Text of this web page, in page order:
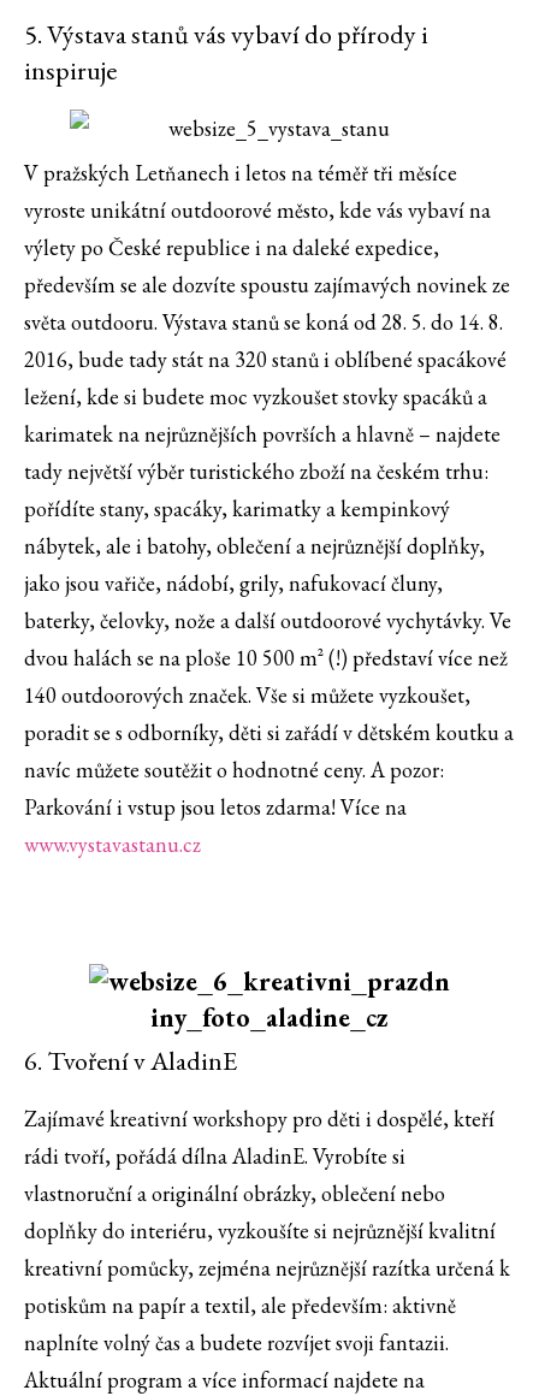
5. Výstava stanů vás vybaví do přírody i
inspiruje
V pražských Letňanech i letos na téměř tři měsíce
vyroste unikátní outdoorové město, kde vás vybaví na
výlety po České republice i na daleké expedice,
především se ale dozvíte spoustu zajímavých novinek ze
světa outdooru. Výstava stanů se koná od 28. 5. do 14. 8.
2016, bude tady stát na 320 stanů i oblíbené spacákové
ležení, kde si budete moc vyzkoušet stovky spacáků a
karimatek na nejrůznějších površích a hlavně – najdete
tady největší výběr turistického zboží na českém trhu:
pořídíte stany, spacáky, karimatky a kempinkový
nábytek, ale i batohy, oblečení a nejrůznější doplňky,
jako jsou vařiče, nádobí, grily, nafukovací čluny,
baterky, čelovky, nože a další outdoorové vychytávky. Ve
dvou halách se na ploše 10 500 m² (!) představí více než
140 outdoorových značek. Vše si můžete vyzkoušet,
poradit se s odborníky, děti si zařádí v dětském koutku a
navíc můžete soutěžit o hodnotné ceny. A pozor:
Parkování i vstup jsou letos zdarma! Více na
www.vystavastanu.cz
6. Tvoření v AladinE
Zajímavé kreativní workshopy pro děti i dospělé, kteří
rádi tvoří, pořádá dílna AladinE. Vyrobíte si
vlastnoruční a originální obrázky, oblečení nebo
doplňky do interiéru, vyzkoušíte si nejrůznější kvalitní
kreativní pomůcky, zejména nejrůznější razítka určená k
potiskům na papír a textil, ale především: aktivně
naplníte volný čas a budete rozvíjet svoji fantazii.
Aktuální program a více informací najdete na